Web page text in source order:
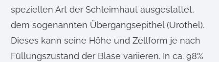
speziellen Art der Schleimhaut ausgestattet,
dem sogenannten Übergangsepithel (Urothel).
Dieses kann seine Höhe und Zellform je nach
Füllungszustand der Blase variieren. In ca. 98%